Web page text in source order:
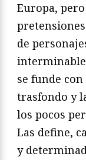
Europa,
de
se funde
trasfondo y
los pocos
Las define,
y